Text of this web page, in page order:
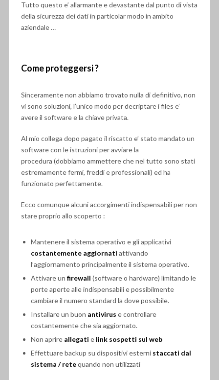
Tutto questo e’ allarmante e devastante dal punto di vista
della sicurezza dei dati in particolar modo in ambito
aziendale …
Come proteggersi ?
Sinceramente non abbiamo trovato nulla di definitivo, non
vi sono soluzioni, l’unico modo per decriptare i files e’
avere il software e la chiave privata.
Al mio collega dopo pagato il riscatto e’ stato mandato un
software con le istruzioni per avviare la
procedura (dobbiamo ammettere che nel tutto sono stati
estremamente fermi, freddi e professionali) ed ha
funzionato perfettamente.
Ecco comunque alcuni accorgimenti indispensabili per non
stare proprio allo scoperto :
Mantenere il sistema operativo e gli applicativi
costantemente aggiornati attivando
l’aggiornamento principalmente il sistema operativo.
Attivare un firewall (software o hardware) limitando le
porte aperte alle indispensabili e possibilmente
cambiare il numero standard la dove possibile.
Installare un buon antivirus e controllare
costantemente che sia aggiornato.
Non aprire allegati e link sospetti sul web
Effettuare backup su dispositivi esterni staccati dal
sistema / retequando non utilizzati